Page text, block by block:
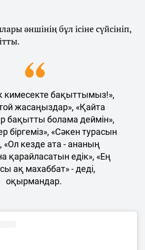
әншінің бұл ісіне сүйсініп,
кимесекте бақыттымыз!»,
жасаңыздар», «Қайта
бақытты болама деймін»,
біргеміз», «Сәкен турасын
«Ол кезде ата - ананың
қарайласатын едік», «Ең
ақ махаббат» - деді,
оқырмандар.